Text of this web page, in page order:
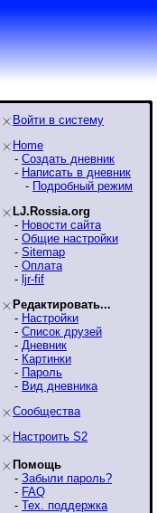
Войти в систему
Home
- Создать дневник
- Написать в дневник
- Подробный режим
LJ.Rossia.org
- Новости сайта
- Общие настройки
- Sitemap
- Оплата
- ljr-fif
Редактировать...
- Настройки
- Список друзей
- Дневник
- Картинки
- Пароль
- Вид дневника
Сообщества
Настроить S2
Помощь
- Забыли пароль?
- FAQ
- Тех. поддержка